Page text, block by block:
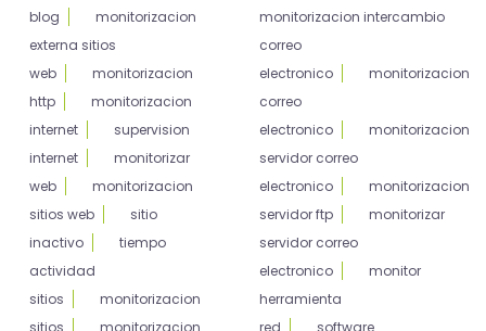
blog
monitorizacion
externa sitios
web
monitorizacion
http
monitorizacion
internet
supervision
internet
monitorizar
web
monitorizacion
sitios web
sitio
inactivo
tiempo
actividad
sitios
monitorizacion
sitios
monitorizacion
monitorizacion intercambio
correo
electronico
monitorizacion
correo
electronico
monitorizacion
servidor correo
electronico
monitorizacion
servidor ftp
monitorizar
servidor correo
electronico
monitor
herramienta
red
software